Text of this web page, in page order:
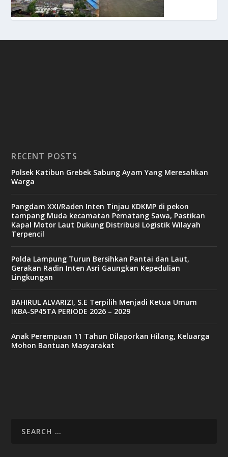
RECENT POSTS
Polsek Katibun Grebek Sabung Ayam Yang Meresahkan
Warga
Pangdam XXI/Raden Inten Tinjau KDKMP di pekon
tampang Muda kecamatan Pematang Sawa, Pastikan
Kapal Motor Laut Dukung Distribusi Logistik Wilayah
Terpencil
Polda Lampung Turun Bersihkan Pantai dan Laut,
Gerakan Radin Inten Asri Gaungkan Kepedulian
Lingkungan
BAHIRUL ALVARIZI, S.E Terpilih Menjadi Ketua Umum
IKBA-SP45TA PERIODE 2026 – 2029
Anak Perempuan 11 Tahun Dilaporkan Hilang, Keluarga
Mohon Bantuan Masyarakat